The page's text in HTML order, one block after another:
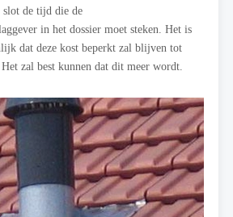
de tijd die de
in het dossier moet steken. Het is
dat deze kost beperkt zal blijven tot
zal best kunnen dat dit meer wordt.